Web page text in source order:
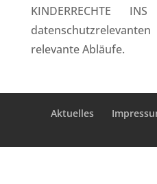
KINDERRECHTE
relevante Abläufe.
Aktuelles